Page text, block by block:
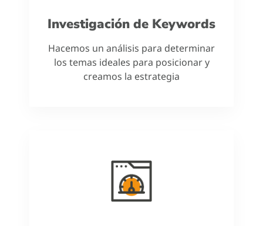
Investigación de Keywords
Hacemos un análisis para determinar
los temas ideales para posicionar y
creamos la estrategia